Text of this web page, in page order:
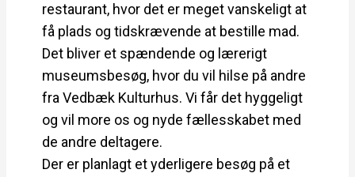
restaurant, hvor det er meget vanskeligt at
få plads og tidskrævende at bestille mad.
Det bliver et spændende og lærerigt
museumsbesøg, hvor du vil hilse på andre
fra Vedbæk Kulturhus. Vi får det hyggeligt
og vil more os og nyde fællesskabet med
de andre deltagere.
Der er planlagt et yderligere besøg på et